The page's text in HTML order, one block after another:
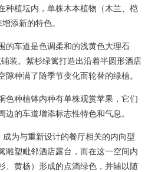
种植坛内，单株木本植物（木兰、桤
添新的特色。
的车道是色调柔和的浅黄色大理石
装。紫杉绿篱打造出沿着半圆形酒店
种满了随季节变化而轮替的绿植。
色种植钵内种有单株观赏苹果，它们
的车道增添标志性特色和气息。
成为与重新设计的餐厅相关的内向型
雕塑毗邻酒店露台，而在这一空间内
、黄杨）形成的点滴绿色，并辅以随